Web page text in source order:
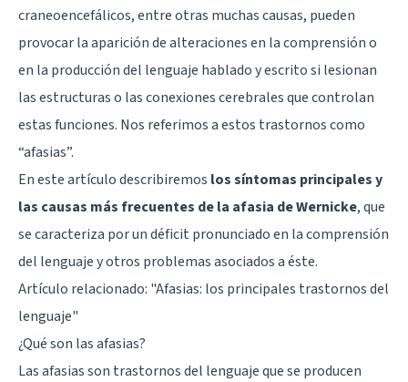
craneoencefálicos, entre otras muchas causas, pueden
provocar la aparición de alteraciones en la comprensión o
en la producción del lenguaje hablado y escrito si lesionan
las estructuras o las conexiones cerebrales que controlan
estas funciones. Nos referimos a estos trastornos como
“afasias”.
En este artículo describiremos los síntomas principales y
las causas más frecuentes de la afasia de Wernicke, que
se caracteriza por un déficit pronunciado en la comprensión
del lenguaje y otros problemas asociados a éste.
Artículo relacionado: "Afasias: los principales trastornos del
lenguaje"
¿Qué son las afasias?
Las afasias son trastornos del lenguaje que se producen